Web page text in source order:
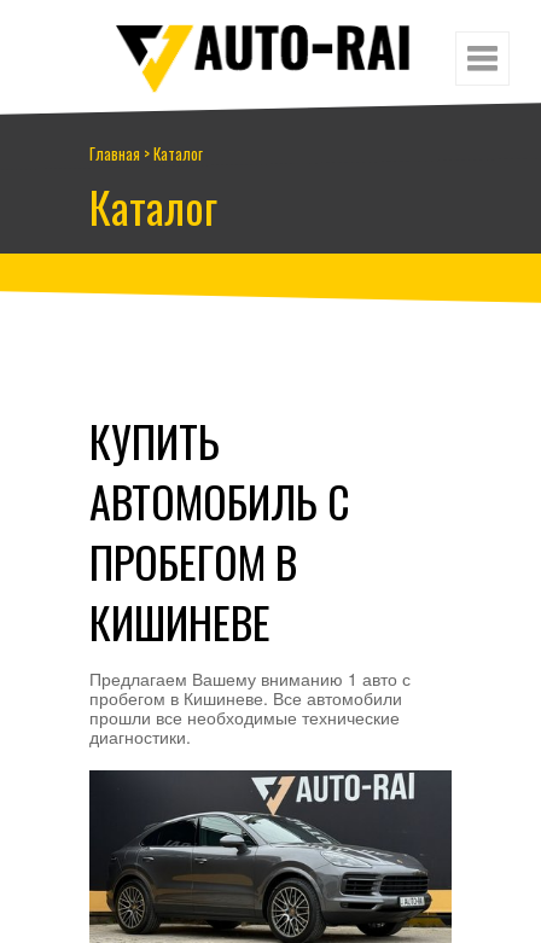
Главная >Каталог
Каталог
КУПИТЬ
АВТОМОБИЛЬ С
ПРОБЕГОМ В
КИШИНЕВЕ
Предлагаем Вашему вниманию 1 авто с
пробегом в Кишиневе. Все автомобили
прошли все необходимые технические
диагностики.